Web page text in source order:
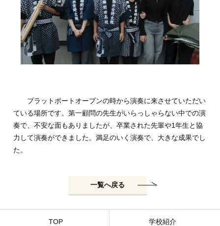
プラットポートオープンの時から演奏に来させていただい
ている場所です。第一顧問の先生がいらっしゃらない中での演
奏で、不安な面もありましたが、卒業された先輩や1年生と協
力して演奏ができました。満足のいく演奏で、大きな成果でし
た。
一覧へ戻る
TOP 学校紹介